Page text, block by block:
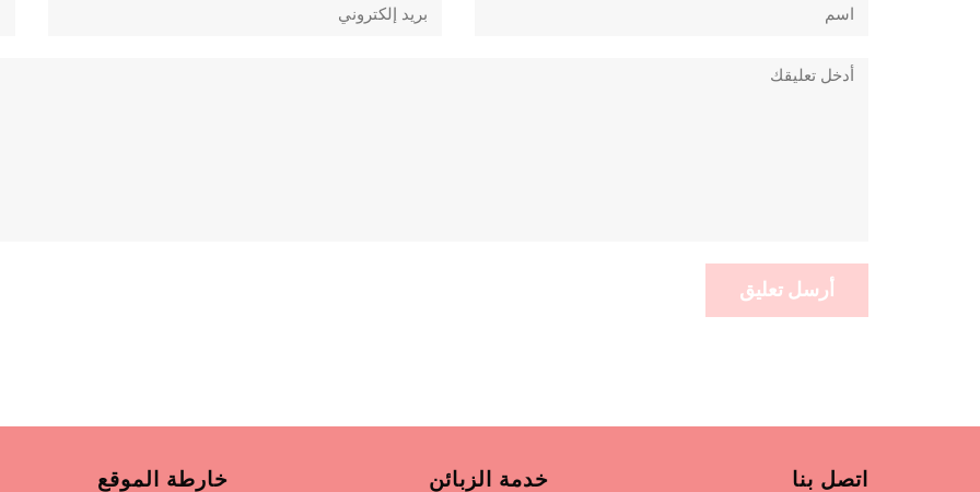
إلكتروني
تعليق
اتصل بنا خدمة الزبائن خارطة الموقع